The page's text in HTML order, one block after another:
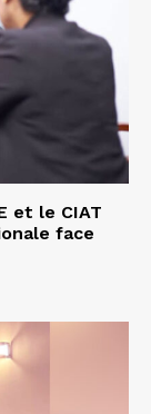
et le CIAT
face